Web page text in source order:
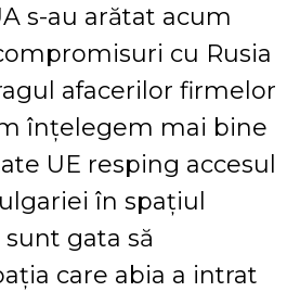
s-au arătat acum
cu Rusia
afacerilor firmelor
înţelegem mai bine
UE resping accesul
în spaţiul
gata să
care abia a intrat